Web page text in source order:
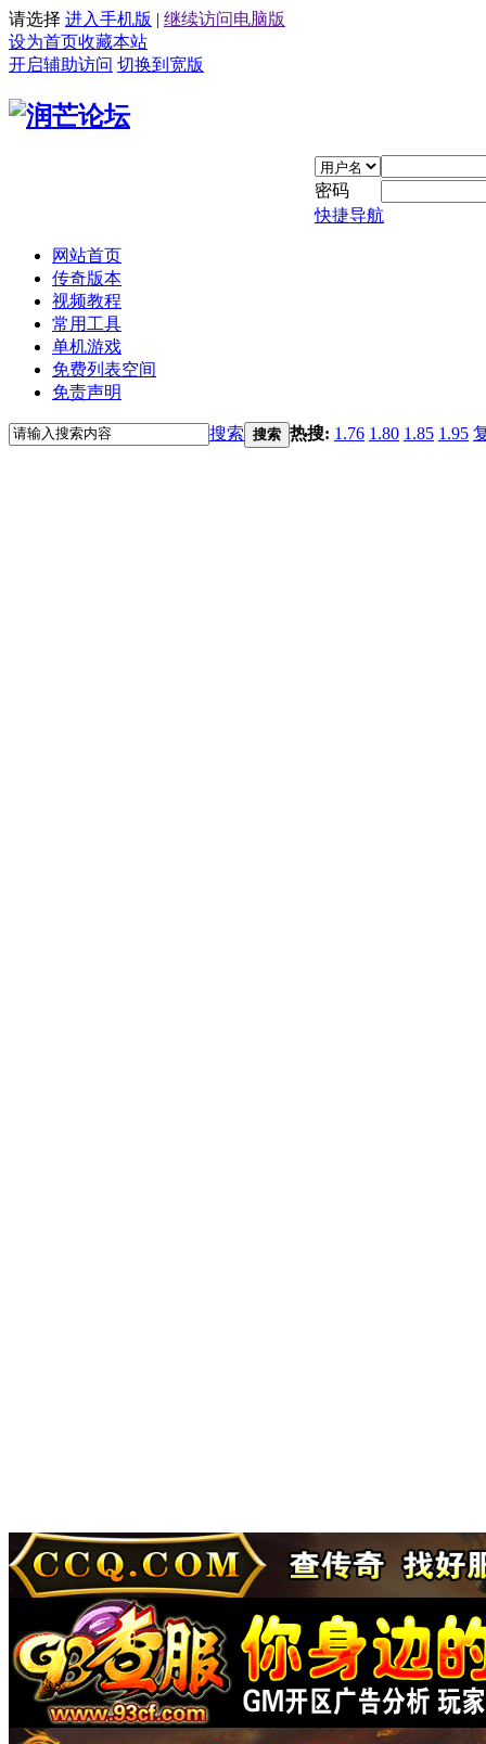
请选择 进入手机版 | 继续访问电脑版
设为首页收藏本站
开启辅助访问 切换到宽版
密码
快捷导航
网站首页
传奇版本
视频教程
常用工具
单机游戏
免费列表空间
免责声明
搜索 搜索 热搜: 1.76 1.80 1.85 1.95